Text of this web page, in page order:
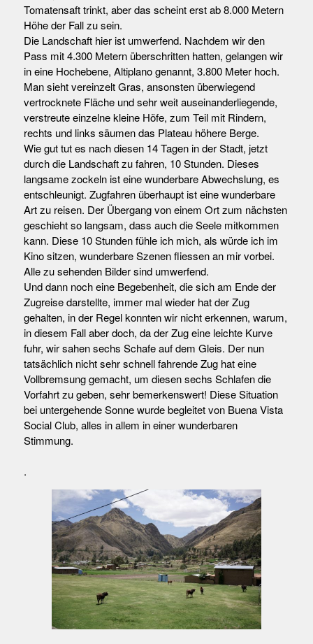
Tomatensaft trinkt, aber das scheint erst ab 8.000 Metern
Höhe der Fall zu sein.
Die Landschaft hier ist umwerfend. Nachdem wir den
Pass mit 4.300 Metern überschritten hatten, gelangen wir
in eine Hochebene, Altiplano genannt, 3.800 Meter hoch.
Man sieht vereinzelt Gras, ansonsten überwiegend
vertrocknete Fläche und sehr weit auseinanderliegende,
verstreute einzelne kleine Höfe, zum Teil mit Rindern,
rechts und links säumen das Plateau höhere Berge.
Wie gut tut es nach diesen 14 Tagen in der Stadt, jetzt
durch die Landschaft zu fahren, 10 Stunden. Dieses
langsame zockeln ist eine wunderbare Abwechslung, es
entschleunigt. Zugfahren überhaupt ist eine wunderbare
Art zu reisen. Der Übergang von einem Ort zum nächsten
geschieht so langsam, dass auch die Seele mitkommen
kann. Diese 10 Stunden fühle ich mich, als würde ich im
Kino sitzen, wunderbare Szenen fliessen an mir vorbei.
Alle zu sehenden Bilder sind umwerfend.
Und dann noch eine Begebenheit, die sich am Ende der
Zugreise darstellte, immer mal wieder hat der Zug
gehalten, in der Regel konnten wir nicht erkennen, warum,
in diesem Fall aber doch, da der Zug eine leichte Kurve
fuhr, wir sahen sechs Schafe auf dem Gleis. Der nun
tatsächlich nicht sehr schnell fahrende Zug hat eine
Vollbremsung gemacht, um diesen sechs Schlafen die
Vorfahrt zu geben, sehr bemerkenswert! Diese Situation
bei untergehende Sonne wurde begleitet von Buena Vista
Social Club, alles in allem in einer wunderbaren
Stimmung.
.